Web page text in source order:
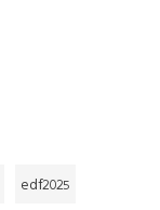
edf2025